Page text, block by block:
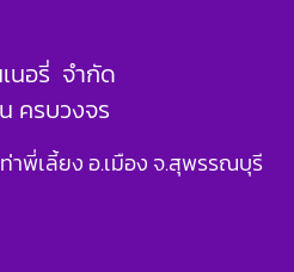
นอรี่ จำกัด
ครบวงจร
าพี่เลี้ยง อ.เมือง จ.สุพรรณบุรี